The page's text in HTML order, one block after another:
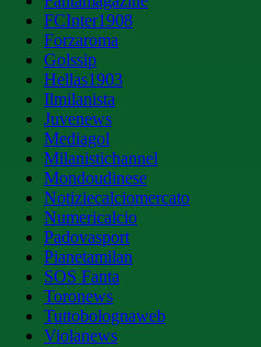
FCInter1908
Forzaroma
Golssip
Hellas1903
Ilmilanista
Juvenews
Mediagol
Milanistichannel
Mondoudinese
Notiziecalciomercato
Numericalcio
Padovasport
Pianetamilan
SOS Fanta
Toronews
Tuttobolognaweb
Violanews